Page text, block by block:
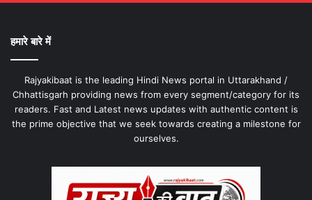
हमारे बारे में
Rajyakibaat is the leading Hindi News portal in Uttarakhand /
Chhattisgarh providing news from every segment/category for its
readers. Fast and Latest news updates with authentic content is
the prime objective that we seek towards creating a milestone for
ourselves.